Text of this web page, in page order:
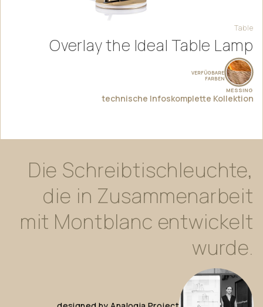
Table
Overlay the Ideal Table Lamp
VERFÜGBARE
FARBEN
MESSING
technische Infoskomplette Kollektion
Die Schreibtischleuchte,
die in Zusammenarbeit
mit Montblanc entwickelt
wurde.